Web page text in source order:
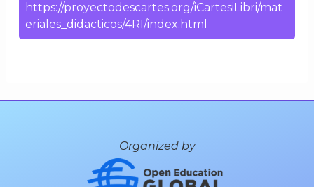
https://proyectodescartes.org/iCartesiLibri/mat
eriales_didacticos/4RI/index.html
Organized by